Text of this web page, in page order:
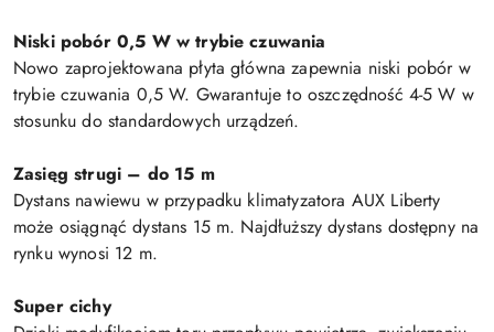
Niski pobór 0,5 W w trybie czuwania
Nowo zaprojektowana płyta główna zapewnia niski pobór w
trybie czuwania 0,5 W. Gwarantuje to oszczędność 4-5 W w
stosunku do standardowych urządzeń.
Zasięg strugi – do 15 m
Dystans nawiewu w przypadku klimatyzatora AUX Liberty
może osiągnąć dystans 15 m. Najdłuższy dystans dostępny na
rynku wynosi 12 m.
Super cichy